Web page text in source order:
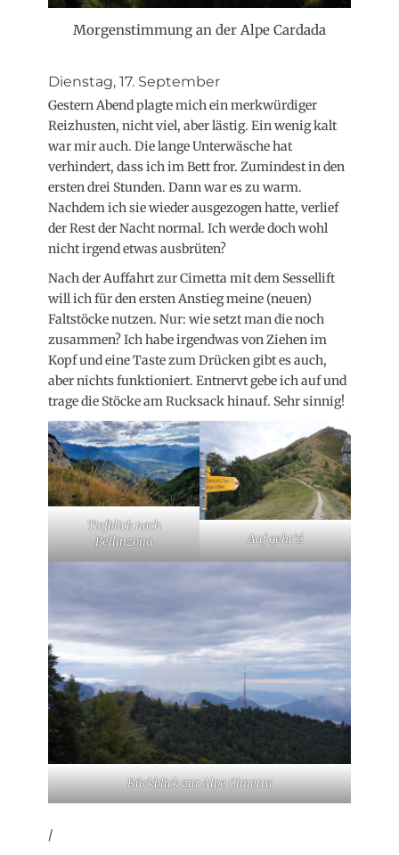
Morgenstimmung an der Alpe Cardada
Dienstag, 17. September
Gestern Abend plagte mich ein merkwürdiger
Reizhusten, nicht viel, aber lästig. Ein wenig kalt
war mir auch. Die lange Unterwäsche hat
verhindert, dass ich im Bett fror. Zumindest in den
ersten drei Stunden. Dann war es zu warm.
Nachdem ich sie wieder ausgezogen hatte, verlief
der Rest der Nacht normal. Ich werde doch wohl
nicht irgend etwas ausbrüten?
Nach der Auffahrt zur Cimetta mit dem Sessellift
will ich für den ersten Anstieg meine (neuen)
Faltstöcke nutzen. Nur: wie setzt man die noch
zusammen? Ich habe irgendwas von Ziehen im
Kopf und eine Taste zum Drücken gibt es auch,
aber nichts funktioniert. Entnervt gebe ich auf und
trage die Stöcke am Rucksack hinauf. Sehr sinnig!
Tiefblick nach
Bellinzona
Auf geht’s!
Rückblick zur Alpe Cimetta
/